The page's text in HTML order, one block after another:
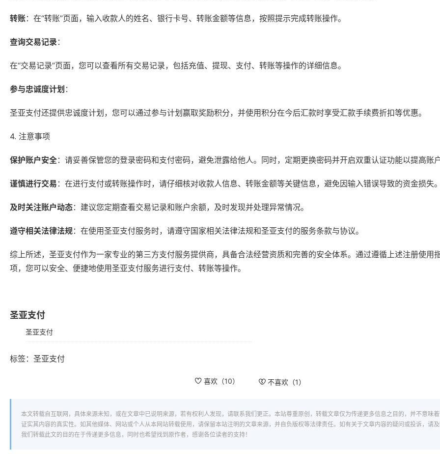
转账：在“转账”页面，输入收款人的姓名、银行卡号、转账金额等信息，按照提示完成转账操作。
查询交易记录 ：
在“交易记录”页面，您可以查看所有交易记录，包括充值、提现、支付、转账等操作的详细信息。
参与忠诚度计划 ：
圣亚支付还提供忠诚度计划，您可以通过参与计划赢取奖励积分，并使用积分在今后汇款时享受汇款手续费折扣等优惠。
4. 注意事项
保护账户安全：请妥善保管您的登录密码和支付密码，避免泄露给他人。同时，定期更换密码并开启双重认证功能以提高账户
谨慎进行交易 ：在进行支付或转账操作时，请仔细核对收款人信息、转账金额等关键信息，避免因输入错误导致的资金损失。
及时关注账户动态：建议您定期查看交易记录和账户余额，及时发现并处理异常情况。
遵守相关法律法规：在使用圣亚支付服务时，请遵守国家相关法律法规和圣亚支付的服务条款与协议。
综上所述，圣亚支付作为一家专业的第三方支付服务提供商，具备合法经营资质和完善的安全体系。通过遵循上述注册使用
项，您可以安全、便捷地使用圣亚支付服务进行支付、转账等操作。
圣亚支付
圣亚支付
标签： 圣亚支付
喜欢（10） 不喜欢（1）
本文转载自互联网，具体来源未知，或在文章中已说明来源，若有权利人发现，请联系我们更正。本站尊重原创，转载文章仅为传递更多信息之目的，并不意味
证实其内容的真实性。如其他媒体、网站或个人从本网站转载使用，请保留本站注明的文章来源，并自负版权等法律责任。如有关于文章内容的疑问或投诉，请及
我们转载此文的目的在于传递更多信息，同时也希望找到原作者，感谢各位读者的支持！